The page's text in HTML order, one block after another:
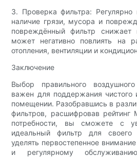
3. Проверка фильтра: Регулярно
наличие грязи, мусора и
повреждённый фильтр снижает
может негативно повлиять на
отопления, вентиляции и
Заключение
Выбор правильного
важен для поддержания чистого
помещении. Разобравшись в
фильтров, расшифровав рейтинг
потребности, вы сможете с
идеальный фильтр для
уделять первостепенное
и регулярному